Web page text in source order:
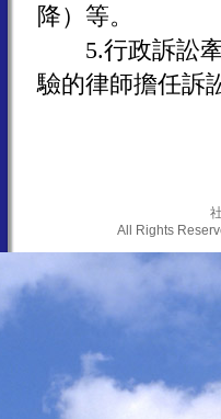
降）等。
5.行政訴訟牽
驗的律師擔任訴
All Rights